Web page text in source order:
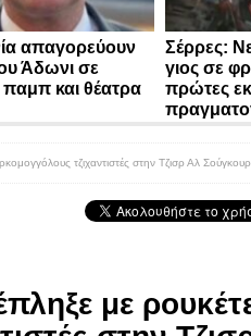
απαγορεύουν
Άδωνι σε
παμπ και θέατρα
Σέρρες:
γιος σε
πρώτες
τζιχαντιστές στην Τζισρ Αλ Σούγκουρ
με